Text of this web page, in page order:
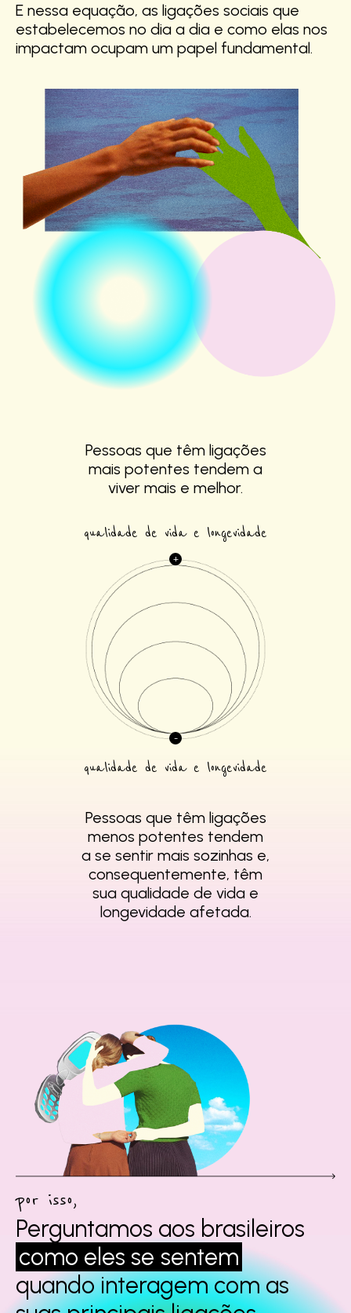
E nessa equação, as ligações sociais que
estabelecemos no dia a dia e como elas nos
impactam ocupam um papel fundamental.
Pessoas que têm ligações
mais potentes tendem a
viver mais e melhor.
qualidade de vida e longevidade
qualidade de vida e longevidade
Pessoas que têm ligações
menos potentes tendem
a se sentir mais sozinhas e,
consequentemente, têm
sua qualidade de vida e
longevidade afetada.
por isso,
Perguntamos aos brasileiros
como eles se sentem
quando interagemcom as